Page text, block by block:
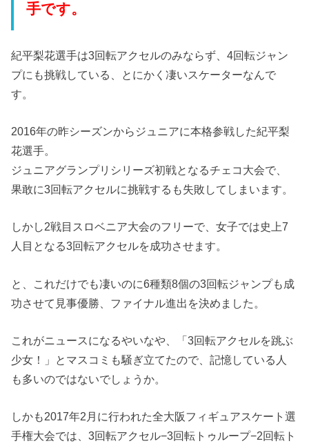
手です。
紀平梨花選手は3回転アクセルのみならず、4回転ジャン
プにも挑戦している、とにかく凄いスケーターなんで
す。
2016年の昨シーズンからジュニアに本格参戦した紀平梨
花選手。
ジュニアグランプリシリーズ初戦となるチェコ大会で、
果敢に3回転アクセルに挑戦するも失敗してしまいます。
しかし2戦目スロベニア大会のフリーで、女子では史上7
人目となる3回転アクセルを成功させます。
と、これだけでも凄いのに6種類8個の3回転ジャンプも成
功させて見事優勝、ファイナル進出を決めました。
これがニュースになるやいなや、「3回転アクセルを跳ぶ
少女！」とマスコミも騒ぎ立てたので、記憶している人
も多いのではないでしょうか。
しかも2017年2月に行われた全大阪フィギュアスケート選
手権大会では、3回転アクセル−3回転トゥループ−2回転ト